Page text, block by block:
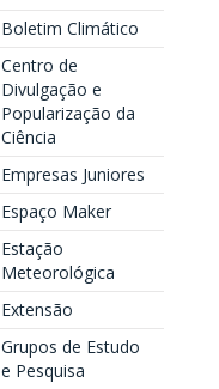
Boletim Climático
Centro de
Divulgação e
Popularização da
Ciência
Empresas Juniores
Espaço Maker
Estação
Meteorológica
Extensão
Grupos de Estudo
e Pesquisa